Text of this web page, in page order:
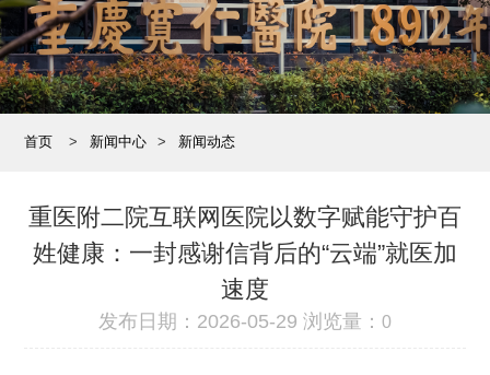
首页 > 新闻中心 > 新闻动态
重医附二院互联网医院以数字赋能守护百
姓健康：一封感谢信背后的“云端”就医加
速度
发布日期：2026-05-29 浏览量： 0